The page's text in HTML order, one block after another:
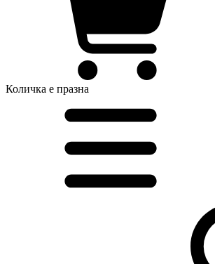
Количка е празна